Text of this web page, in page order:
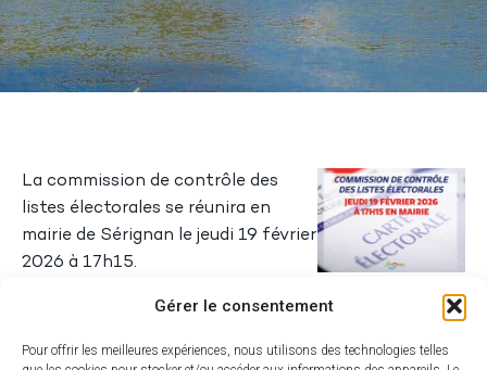
Gérer le consentement
Pour offrir les meilleures expériences, nous utilisons des technologies telles
La commission de contrôle des
listes électorales se réunira en
mairie de Sérignan le jeudi 19 février
2026 à 17h15.